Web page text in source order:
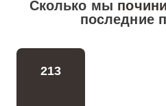
Сколько мы
последние
213